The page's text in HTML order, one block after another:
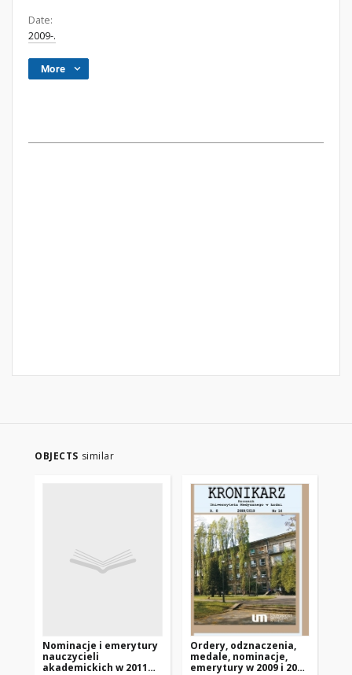
Date:
2009-.
More
OBJECTS similar
Nominacje i emerytury
nauczycieli
akademickich w 2011
Ordery, odznaczenia,
medale, nominacje,
emerytury w 2009 i 2010